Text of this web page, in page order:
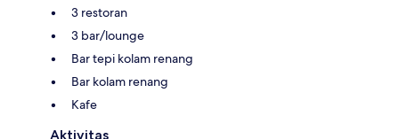
3 restoran
3 bar/lounge
Bar tepi kolam renang
Bar kolam renang
Kafe
Aktivitas